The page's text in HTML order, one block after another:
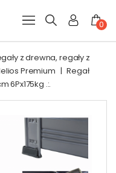
0
z drewna, regały z
Premium | Regał
6Px175kg .:.